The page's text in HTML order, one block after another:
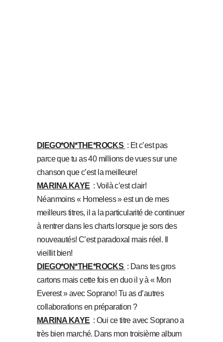
DIEGO*ON*THE*ROCKS : Et c’est pas
parce que tu as 40 millions de vues sur une
chanson que c’est la meilleure!
MARINA KAYE : Voilà c’est clair!
Néanmoins « Homeless » est un de mes
meilleurs titres, il a la particularité de continuer
à rentrer dans les charts lorsque je sors des
nouveautés! C’est paradoxal mais réel. Il
vieillit bien!
DIEGO*ON*THE*ROCKS : Dans tes gros
cartons mais cette fois en duo il y à « Mon
Everest » avec Soprano! Tu as d’autres
collaborations en préparation ?
MARINA KAYE : Oui ce titre avec Soprano a
très bien marché. Dans mon troisième album